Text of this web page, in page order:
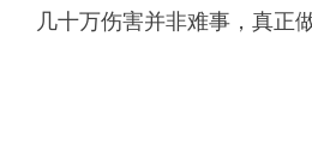
几十万伤害并非难事，真正